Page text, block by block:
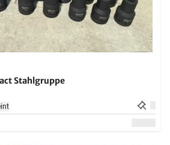
Stahlgruppe